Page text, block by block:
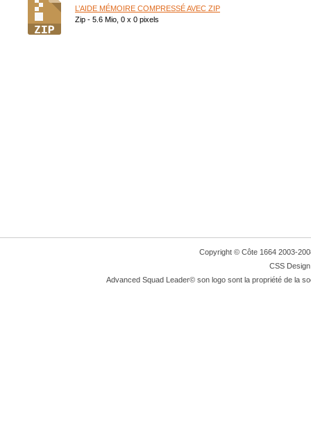
L’AIDE MÉMOIRE COMPRESSÉ AVEC ZIP
Zip - 5.6 Mio, 0 x 0 pixels
Copyright © Côte 1664 2003-
CSS
Advanced Squad Leader© son logo sont la propriété de la